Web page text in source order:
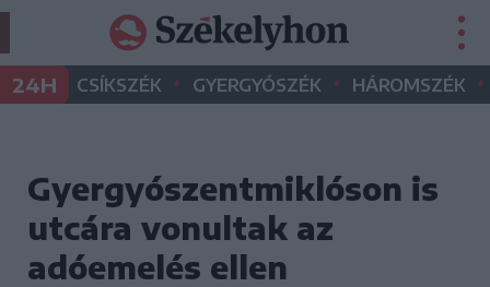
24H CSÍKSZÉK • GYERGYÓSZÉK • HÁROMSZÉK •
Gyergyószentmiklóson is
utcára vonultak az
adóemelés ellen